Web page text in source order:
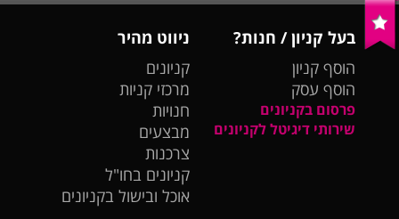
בעל קניון / חנות?
הוסף קניון
הוסף עסק
פרסום בקניונים
שירותי דיגיטל לקניונים
ניווט מהיר
קניונים
מרכזי קניות
חנויות
מבצעים
צרכנות
קניונים בחו"ל
אוכל ובישול בקניונים